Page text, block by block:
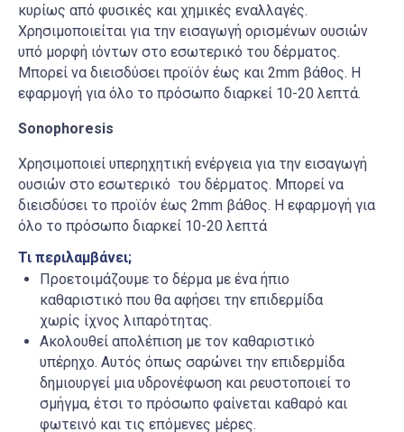
κυρίως από φυσικές και χημικές εναλλαγές.
Χρησιμοποιείται για την εισαγωγή ορισμένων ουσιών
υπό μορφή ιόντων στο εσωτερικό του δέρματος.
Μπορεί να διεισδύσει προϊόν έως και 2mm βάθος. Η
εφαρμογή για όλο το πρόσωπο διαρκεί 10-20 λεπτά.
Sonophoresis
Χρησιμοποιεί υπερηχητική ενέργεια για την εισαγωγή
ουσιών στο εσωτερικό του δέρματος. Μπορεί να
διεισδύσει το προϊόν έως 2mm βάθος. Η εφαρμογή για
όλο το πρόσωπο διαρκεί 10-20 λεπτά
Τι περιλαμβάνει;
Προετοιμάζουμε το δέρμα με ένα ήπιο
καθαριστικό που θα αφήσει την επιδερμίδα
χωρίς ίχνος λιπαρότητας.
Ακολουθεί απολέπιση με τον καθαριστικό
υπέρηχο. Αυτός όπως σαρώνει την επιδερμίδα
δημιουργεί μια υδρονέφωση και ρευστοποιεί το
σμήγμα, έτσι το πρόσωπο φαίνεται καθαρό και
φωτεινό και τις επόμενες μέρες.